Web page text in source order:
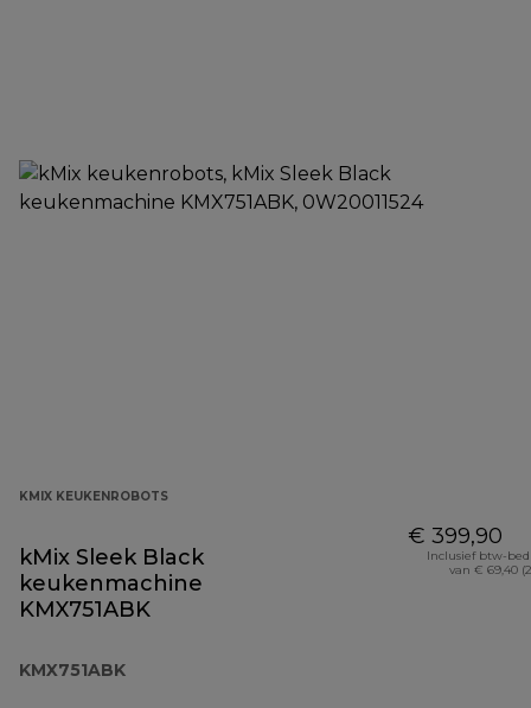
KMIX KEUKENROBOTS
kMix Sleek Black
keukenmachine
KMX751ABK
KMX751ABK
€ 399,90
Inclusief btw-
van € 69,40